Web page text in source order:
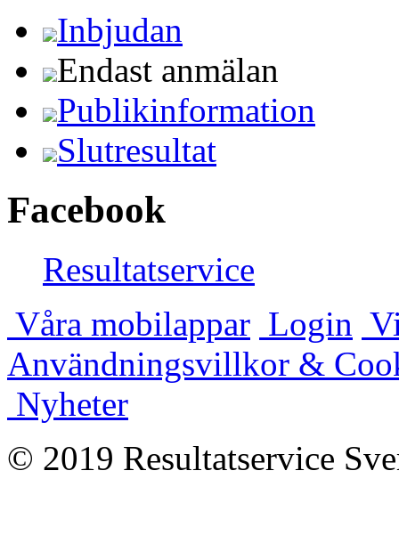
Inbjudan
Endast anmälan
Publikinformation
Slutresultat
Facebook
Resultatservice
Våra mobilappar Login
Användningsvillkor &
Nyheter
© 2019 Resultatservice